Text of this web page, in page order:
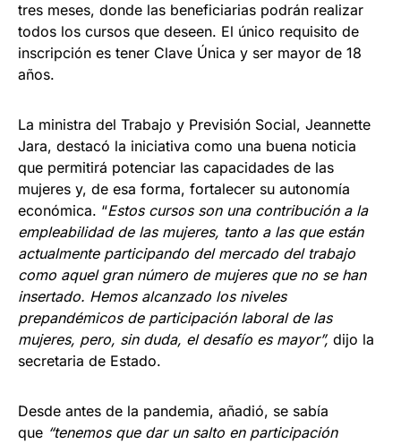
tres meses, donde las beneficiarias podrán realizar
todos los cursos que deseen. El único requisito de
inscripción es tener Clave Única y ser mayor de 18
años.
La ministra del Trabajo y Previsión Social, Jeannette
Jara, destacó la iniciativa como una buena noticia
que permitirá potenciar las capacidades de las
mujeres y, de esa forma, fortalecer su autonomía
económica. “Estos cursos son una contribución a la
empleabilidad de las mujeres, tanto a las que están
actualmente participando del mercado del trabajo
como aquel gran número de mujeres que no se han
insertado. Hemos alcanzado los niveles
prepandémicos de participación laboral de las
mujeres, pero, sin duda, el desafío es mayor”, dijo la
secretaria de Estado.
Desde antes de la pandemia, añadió, se sabía
que “tenemos que dar un salto en participación